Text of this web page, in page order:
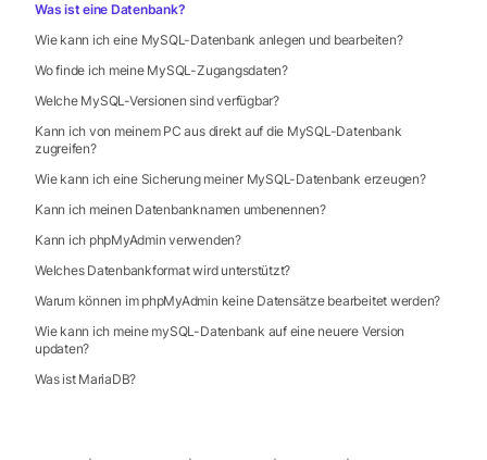
Was ist eine Datenbank?
Wie kann ich eine MySQL-Datenbank anlegen und bearbeiten?
Wo finde ich meine MySQL-Zugangsdaten?
Welche MySQL-Versionen sind verfügbar?
Kann ich von meinem PC aus direkt auf die MySQL-Datenbank
zugreifen?
Wie kann ich eine Sicherung meiner MySQL-Datenbank erzeugen?
Kann ich meinen Datenbanknamen umbenennen?
Kann ich phpMyAdmin verwenden?
Welches Datenbankformat wird unterstützt?
Warum können im phpMyAdmin keine Datensätze bearbeitet werden?
Wie kann ich meine mySQL-Datenbank auf eine neuere Version
updaten?
Was ist MariaDB?